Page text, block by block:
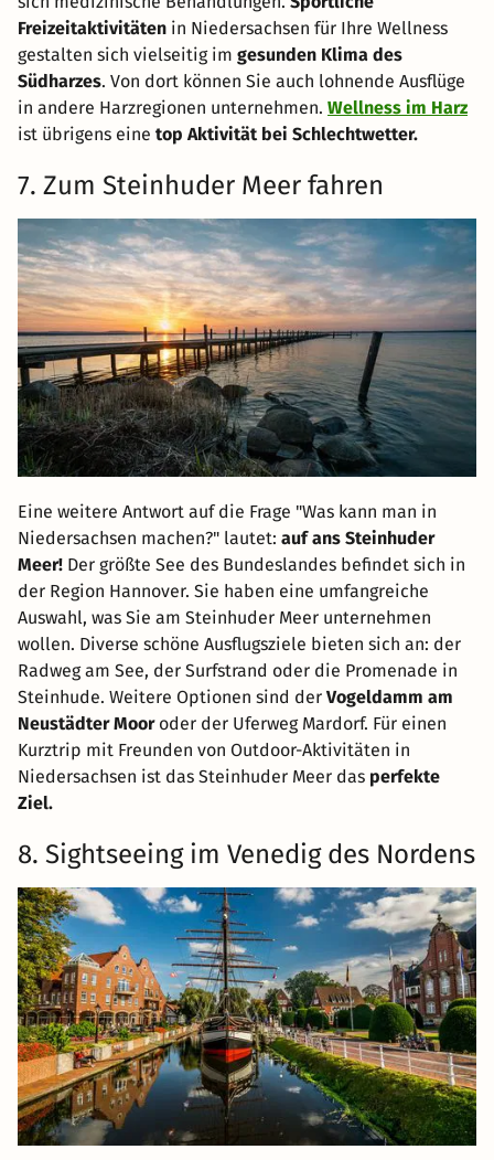
Freizeitaktivitäten in Niedersachsen für Ihre Wellness
gestalten sich vielseitig im gesunden Klima des
Südharzes. Von dort können Sie auch lohnende Ausflüge
in andere Harzregionen unternehmen. Wellness im Harz
ist übrigens eine top Aktivität bei Schlechtwetter.
7. Zum Steinhuder Meer fahren
Eine weitere Antwort auf die Frage "Was kann man in
Niedersachsen machen?" lautet: auf ans Steinhuder
Meer! Der größte See des Bundeslandes befindet sich in
der Region Hannover. Sie haben eine umfangreiche
Auswahl, was Sie am Steinhuder Meer unternehmen
wollen. Diverse schöne Ausflugsziele bieten sich an: der
Radweg am See, der Surfstrand oder die Promenade in
Steinhude. Weitere Optionen sind der Vogeldamm am
Neustädter Mooroder der Uferweg Mardorf. Für einen
Kurztrip mit Freunden von Outdoor-Aktivitäten in
Niedersachsen ist das Steinhuder Meer das perfekte
Ziel.
8. Sightseeing im Venedig des Nordens